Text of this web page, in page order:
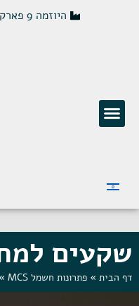
היוזמה 9 פארק נ.ע.מ
שקעים
דף הבית » פתרונות חשמל MCS »